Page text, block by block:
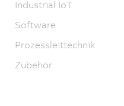
Industrial IoT
Software
Prozessleittechnik
Zubehör